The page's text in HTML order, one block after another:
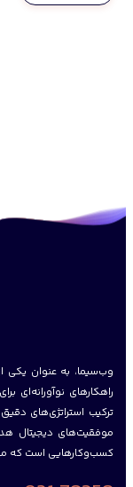
وب‌سیما، به عنوان یکی
راهکارهای نوآورانه‌ای
ترکیب استراتژی‌های
موفقیت‌های دیجیتال
کسب‌وکارهایی است که